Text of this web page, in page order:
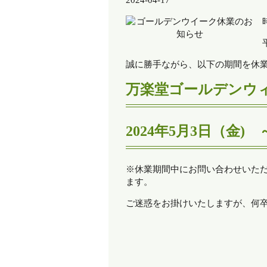
誠に勝手ながら、以下の期間を休
万楽堂ゴールデンウ
2024年5月3日（金)
※休業期間中にお問い合わせいた
ます。
ご迷惑をお掛けいたしますが、何